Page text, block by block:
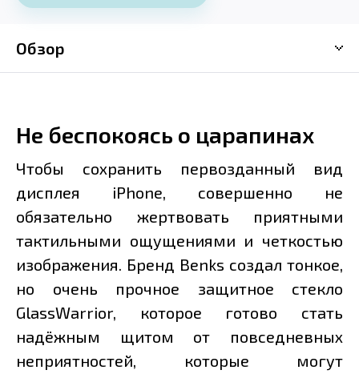
Обзор
Не беспокоясь о царапинах
Чтобы сохранить первозданный вид
дисплея iPhone, совершенно не
обязательно жертвовать приятными
тактильными ощущениями и четкостью
изображения. Бренд Benks создал тонкое,
но очень прочное защитное стекло
GlassWarrior, которое готово стать
надёжным щитом от повседневных
неприятностей, которые могут